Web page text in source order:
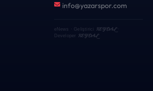
info@yazarspor.com
eNews · Geliştirici KEYDAL·
Developer KEYDAL